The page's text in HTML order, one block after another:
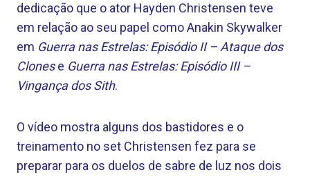
dedicação que o ator Hayden Christensen teve
em relação ao seu papel como Anakin Skywalker
em Guerra nas Estrelas: Episódio II – Ataque dos
Clonese Guerra nas Estrelas: Episódio III –
Vingança dos Sith.
O vídeo mostra alguns dos bastidores e o
treinamento no set Christensen fez para se
preparar para os duelos de sabre de luz nos dois